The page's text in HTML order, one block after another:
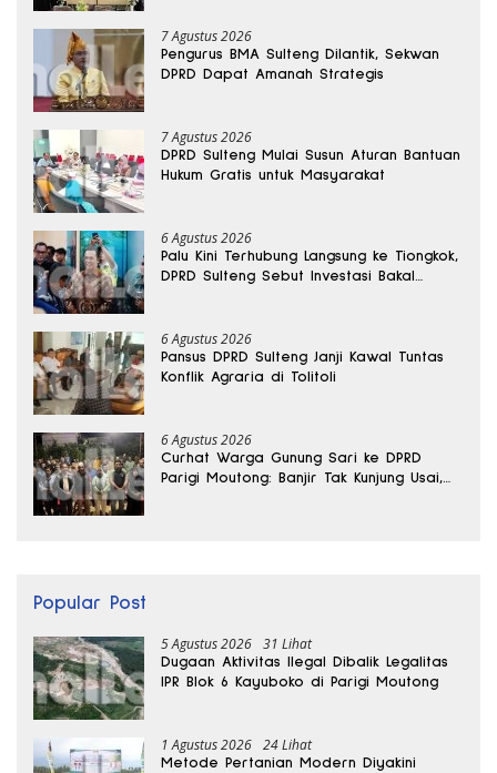
7 Agustus 2026
Pengurus BMA Sulteng Dilantik, Sekwan
DPRD Dapat Amanah Strategis
7 Agustus 2026
DPRD Sulteng Mulai Susun Aturan Bantuan
Hukum Gratis untuk Masyarakat
6 Agustus 2026
Palu Kini Terhubung Langsung ke Tiongkok,
DPRD Sulteng Sebut Investasi Bakal
6 Agustus 2026
Pansus DPRD Sulteng Janji Kawal Tuntas
Konflik Agraria di Tolitoli
6 Agustus 2026
Curhat Warga Gunung Sari ke DPRD
Parigi Moutong: Banjir Tak Kunjung Usai,
Popular Post
5 Agustus 2026 31 Lihat
Dugaan Aktivitas Ilegal Dibalik Legalitas
IPR Blok 6 Kayuboko di Parigi Moutong
1 Agustus 2026 24 Lihat
Metode Pertanian Modern Diyakini